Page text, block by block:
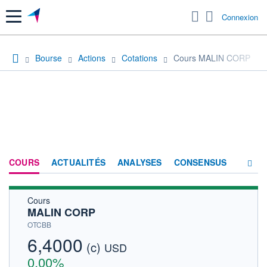
Menu Connexion
Bourse Actions Cotations Cours MALIN CORP
COURS ACTUALITÉS ANALYSES CONSENSUS
Cours
MALIN CORP
OTCBB
6,4000 (c) USD
0,00%